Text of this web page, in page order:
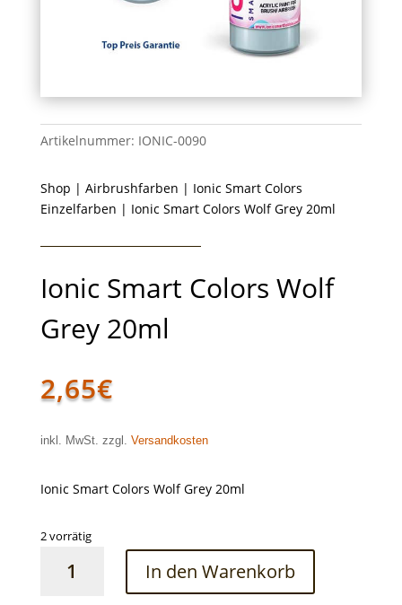
Artikelnummer: IONIC-0090
Shop | Airbrushfarben | Ionic Smart Colors
Einzelfarben | Ionic Smart Colors Wolf Grey 20ml
Ionic Smart Colors Wolf
Grey 20ml
2,65€
inkl. MwSt. zzgl. Versandkosten
Ionic Smart Colors Wolf Grey 20ml
2 vorrätig
Smart
In den Warenkorb